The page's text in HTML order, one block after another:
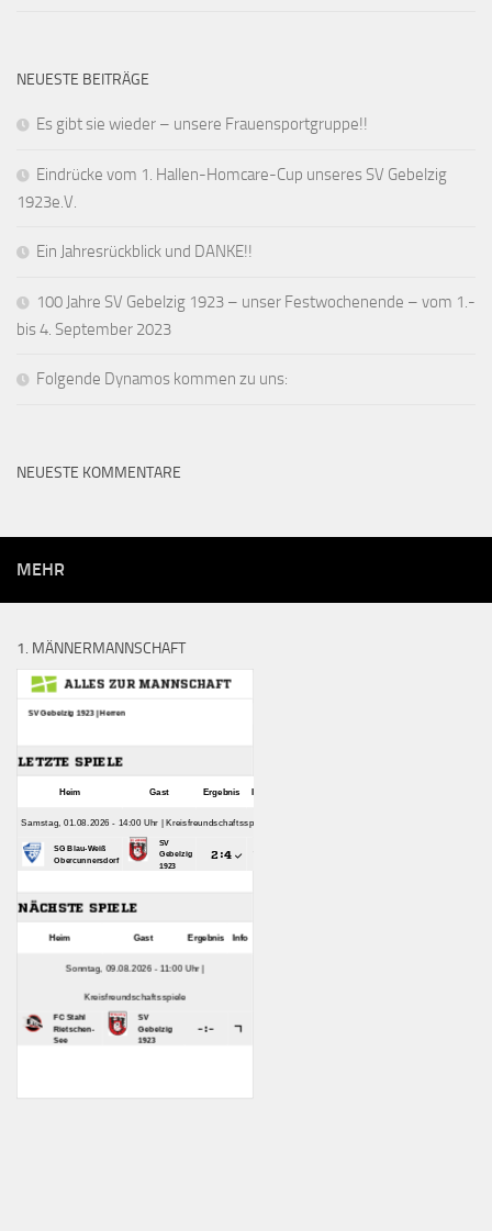
NEUESTE BEITRÄGE
Es gibt sie wieder – unsere Frauensportgruppe!!
Eindrücke vom 1. Hallen-Homcare-Cup unseres SV Gebelzig
1923e.V.
Ein Jahresrückblick und DANKE!!
100 Jahre SV Gebelzig 1923 – unser Festwochenende – vom 1.-
bis 4. September 2023
Folgende Dynamos kommen zu uns:
NEUESTE KOMMENTARE
MEHR
1. MÄNNERMANNSCHAFT